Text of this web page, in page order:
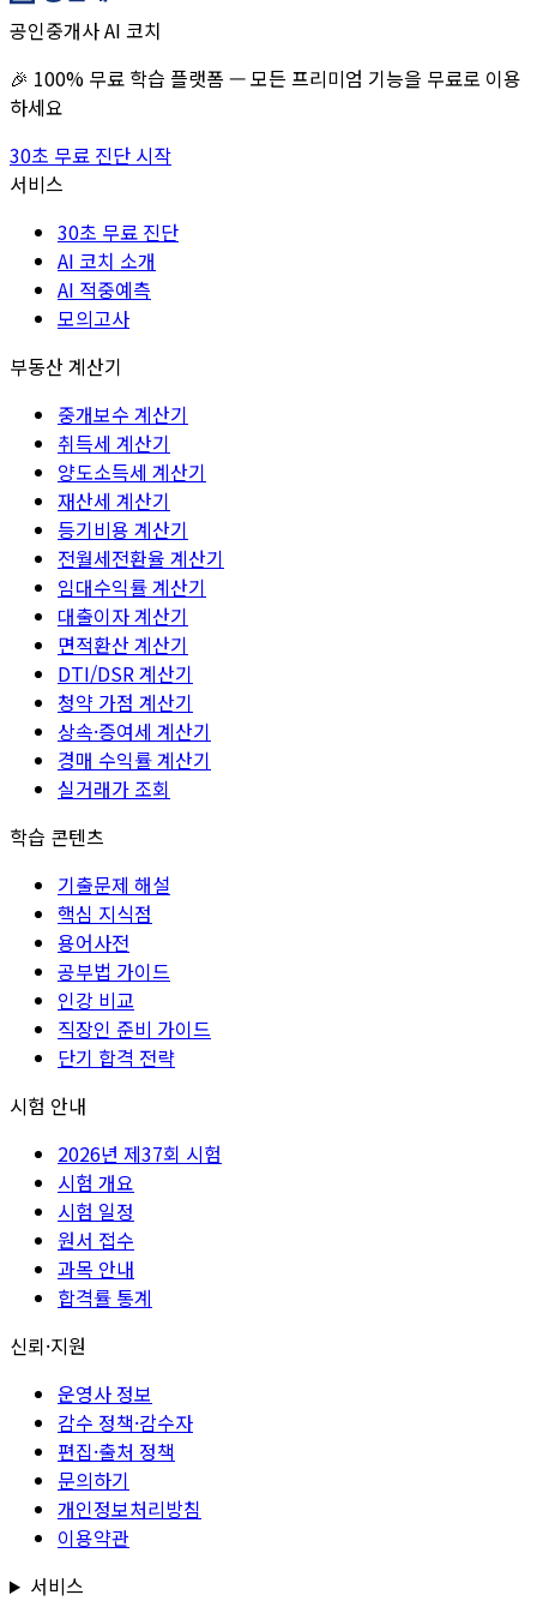
공인중개사 AI 코치
🎉 100% 무료 학습 플랫폼 — 모든 프리미엄 기능을 무료로 이용
하세요
30초 무료 진단 시작
서비스
30초 무료 진단
AI 코치 소개
AI 적중예측
모의고사
부동산 계산기
중개보수 계산기
취득세 계산기
양도소득세 계산기
재산세 계산기
등기비용 계산기
전월세전환율 계산기
임대수익률 계산기
대출이자 계산기
면적환산 계산기
DTI/DSR 계산기
청약 가점 계산기
상속·증여세 계산기
경매 수익률 계산기
실거래가 조회
학습 콘텐츠
기출문제 해설
핵심 지식점
용어사전
공부법 가이드
인강 비교
직장인 준비 가이드
단기 합격 전략
시험 안내
2026년 제37회 시험
시험 개요
시험 일정
원서 접수
과목 안내
합격률 통계
신뢰·지원
운영사 정보
감수 정책·감수자
편집·출처 정책
문의하기
개인정보처리방침
이용약관
서비스